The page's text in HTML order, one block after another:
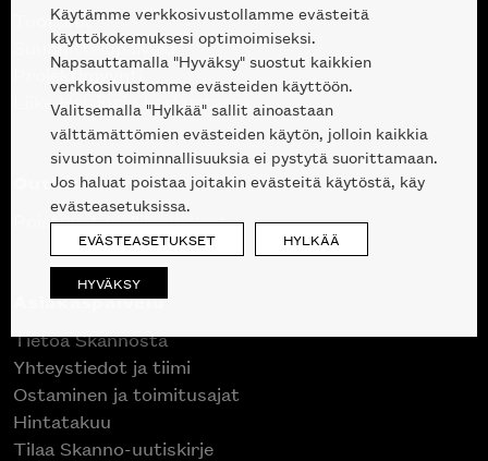
Tuotteet
Suunnittelupalvelu
Projektimyynti
Liike Helsingin keskustassa
Outlet
Poistuvat mallikappaleet
Asiakaspalvelu
Tietoa Skannosta
Yhteystiedot ja tiimi
Ostaminen ja toimitusajat
Hintatakuu
Tilaa Skanno-uutiskirje
Käytämme verkkosivustollamme evästeitä
käyttökokemuksesi optimoimiseksi.
Napsauttamalla "Hyväksy" suostut kaikkien
verkkosivustomme evästeiden käyttöön.
Valitsemalla "Hylkää" sallit ainoastaan
välttämättömien evästeiden käytön, jolloin kaikkia
sivuston toiminnallisuuksia ei pystytä suorittamaan.
Jos haluat poistaa joitakin evästeitä käytöstä, käy
evästeasetuksissa.
EVÄSTEASETUKSET HYLKÄÄ
HYVÄKSY